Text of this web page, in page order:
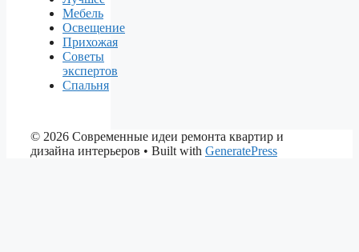
Мебель
Освещение
Прихожая
Советы
экспертов
Спальня
© 2026 Современные идеи ремонта квартир и
дизайна интерьеров • Built with GeneratePress